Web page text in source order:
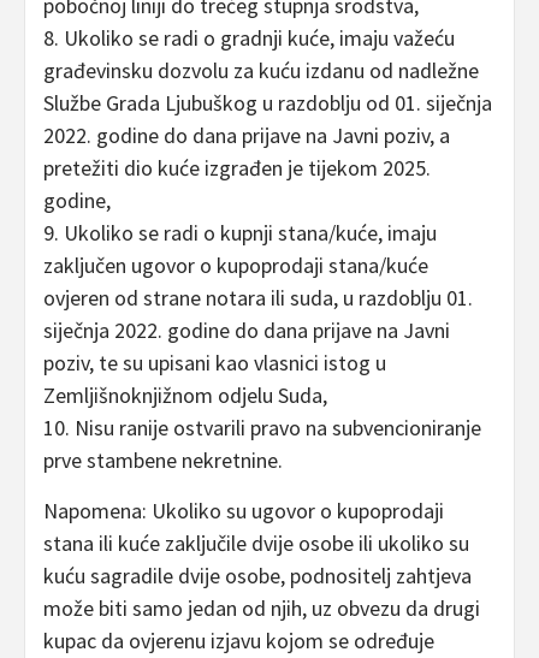
8. Ukoliko se radi o gradnji kuće, imaju važeću
građevinsku dozvolu za kuću izdanu od nadležne
Službe Grada Ljubuškog u razdoblju od 01. siječnja
2022. godine do dana prijave na Javni poziv, a
pretežiti dio kuće izgrađen je tijekom 2025.
godine,
9. Ukoliko se radi o kupnji stana/kuće, imaju
zaključen ugovor o kupoprodaji stana/kuće
ovjeren od strane notara ili suda, u razdoblju 01.
siječnja 2022. godine do dana prijave na Javni
poziv, te su upisani kao vlasnici istog u
Zemljišnoknjižnom odjelu Suda,
10. Nisu ranije ostvarili pravo na subvencioniranje
prve stambene nekretnine.
Napomena: Ukoliko su ugovor o kupoprodaji
stana ili kuće zaključile dvije osobe ili ukoliko su
kuću sagradile dvije osobe, podnositelj zahtjeva
može biti samo jedan od njih, uz obvezu da drugi
kupac da ovjerenu izjavu kojom se određuje